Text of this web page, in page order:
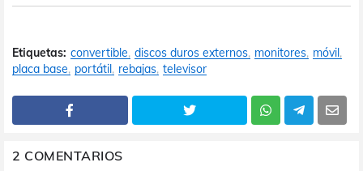
Etiquetas: convertible discos duros externos monitores móvil
placa base portátil rebajas televisor
2 COMENTARIOS